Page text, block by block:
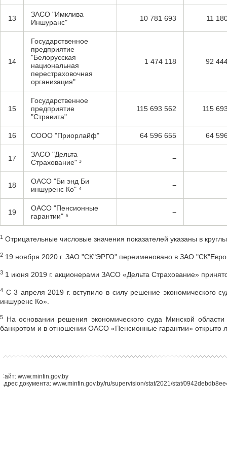
13
ЗАСО "Имклива
Иншуранс"
10 781 693 11
14
Государственное
предприятие
"Белорусская
национальная
перестраховочная
организация"
1 474 118 92
15
Государственное
предприятие
"Стравита"
115 693 562 115
16 СООО "Приорлайф" 64 596 655 64
17
ЗАСО "Дельта
Страхование" ³
−
18
ОАСО "Би энд Би
иншуренс Ко" ⁴
−
19
ОАСО "Пенсионные
гарантии" ⁵
−
1 Отрицательные числовые значения показателей указаны в
2 19 ноября 2020 г. ЗАО "СК"ЭРГО" переименовано в ЗАО
3 1 июня 2019 г. акционерами ЗАСО «Дельта Страхование»
4 С 3 апреля 2019 г. вступило в силу решение
иншуренс Ко».
5
На основании решения экономического суда Минской
банкротом и в отношении ОАСО «Пенсионные гарантии» открыто
Сайт: www.minfin.gov.by
Адрес документа: www.minfin.gov.by/ru/supervision/stat/2021/stat/